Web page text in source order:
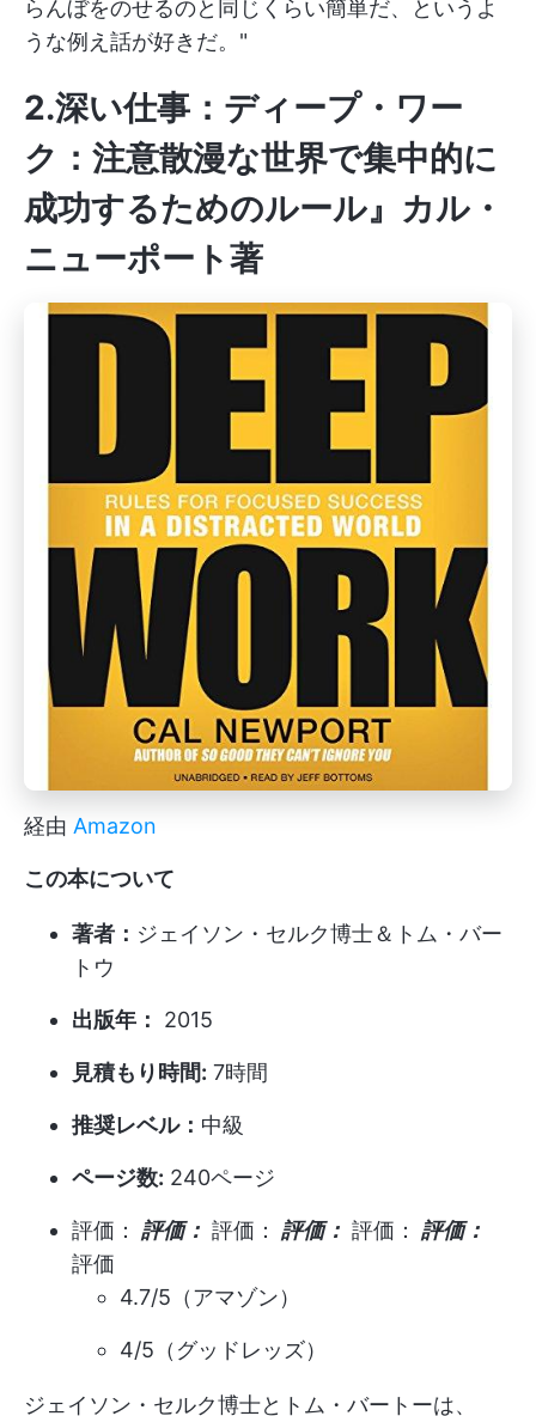
らんぼをのせるのと同じくらい簡単だ、というよ
うな例え話が好きだ。"
2.深い仕事：ディープ・ワー
ク：注意散漫な世界で集中的に
成功するためのルール』カル・
ニューポート著
経由 Amazon
この本について
著者： ジェイソン・セルク博士＆トム・バー
トウ
出版年： 2015
見積もり時間: 7時間
推奨レベル： 中級
ページ数: 240ページ
評価： 評価： 評価： 評価： 評価： 評価：
評価
4.7/5（アマゾン）
4/5（グッドレッズ）
ジェイソン・セルク博士とトム・バートーは、